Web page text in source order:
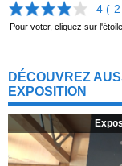
4 ( 2
Pour voter, cliquez sur
DÉCOUVREZ
EXPOSITION